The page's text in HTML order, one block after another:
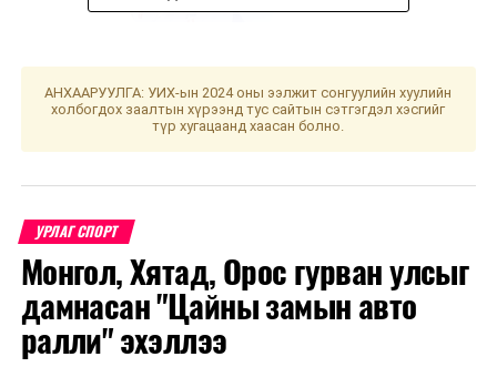
Нэгдсэн дүнгээр тэргүүн байрт ОХУ, дэд байрт
Киргиз Улс, гутгаар байрт Монгол Улсын баг жагслаа.
Монгол Улсын баг тамирчид алт 5, мөнгө 10, хүрэл 36,
нийт 51 медаль хүртэж өндөр амжилт үзүүллээ.
АНХААРУУЛГА: УИХ-ын 2024 оны ээлжит сонгуулийн хуулийн
холбогдох заалтын хүрээнд тус сайтын сэтгэгдэл хэсгийг
түр хугацаанд хаасан болно.
УРЛАГ СПОРТ
Монгол, Хятад, Орос гурван улсыг
дамнасан "Цайны замын авто
ралли" эхэллээ